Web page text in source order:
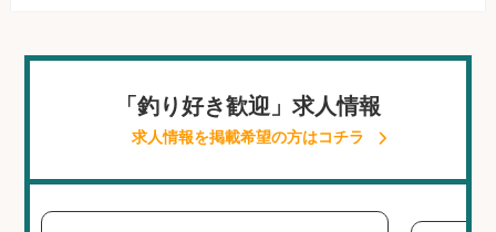
「釣り好き歓迎」求人情報
求人情報を掲載希望の方はコチラ